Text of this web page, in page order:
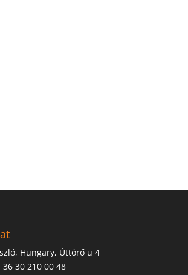
Hungary, Úttörő u 4
30 210 00 48